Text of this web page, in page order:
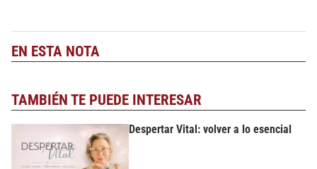
EN ESTA NOTA
TAMBIÉN TE PUEDE INTERESAR
Despertar Vital: volver a lo esencial